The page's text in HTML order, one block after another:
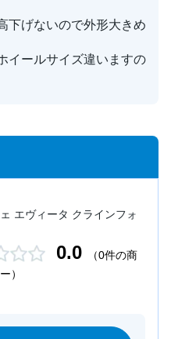
下げないので外形大きめ
イールサイズ違いますの
エヴィータ クラインフォ
0.0
（0件の商
）